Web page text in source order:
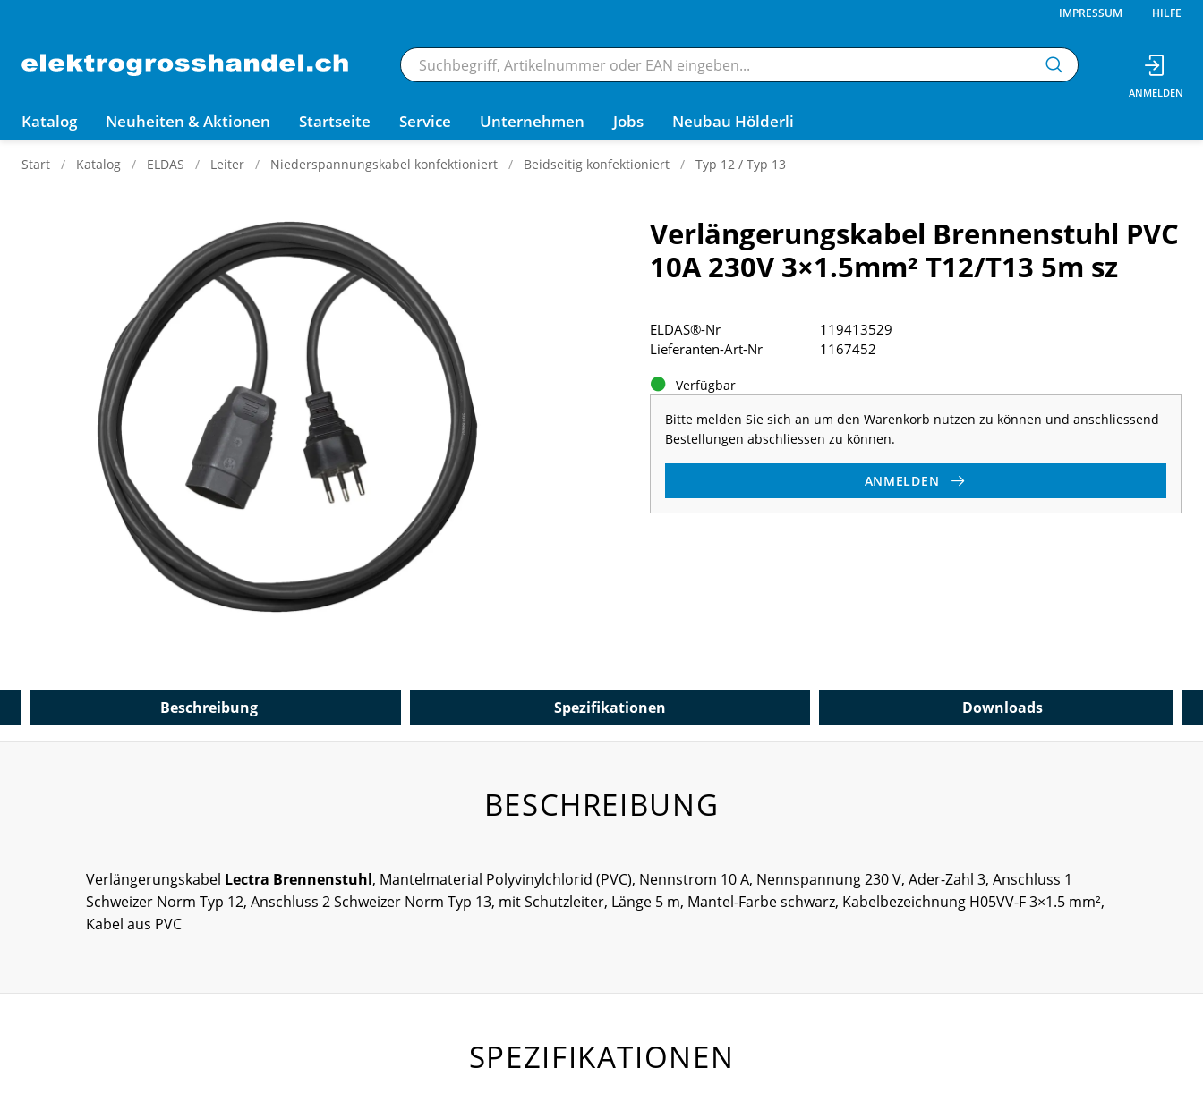
IMPRESSUM HILFE
Katalog Neuheiten & Aktionen Startseite Service Unternehmen Jobs Neubau Hölderli
Start Katalog ELDAS Leiter Niederspannungskabel konfektioniert Beidseitig konfektioniert Typ 12 / Typ 13
Verlängerungskabel Brennenstuhl PVC
10A 230V 3×1.5mm² T12/T13 5m sz
Verfügbar
Bitte melden Sie sich an um den Warenkorb nutzen zu können und anschliessend
Bestellungen abschliessen zu können.
ANMELDEN
ELDAS®-Nr
119413529
Lieferanten-Art-Nr
1167452
Beschreibung Spezifikationen Downloads
BESCHREIBUNG
Verlängerungskabel Lectra Brennenstuhl, Mantelmaterial Polyvinylchlorid (PVC), Nennstrom 10 A, Nennspannung 230 V, Ader-Zahl 3, Anschluss 1
Schweizer Norm Typ 12, Anschluss 2 Schweizer Norm Typ 13, mit Schutzleiter, Länge 5 m, Mantel-Farbe schwarz, Kabelbezeichnung H05VV-F 3×1.5 mm²,
Kabel aus PVC
SPEZIFIKATIONEN